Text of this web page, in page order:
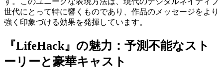
世代にとって特に響くものであり、作品のメッセージをより
強く印象づける効果を発揮しています。
『LifeHack』の魅力：予測不能なスト
ーリーと豪華キャスト